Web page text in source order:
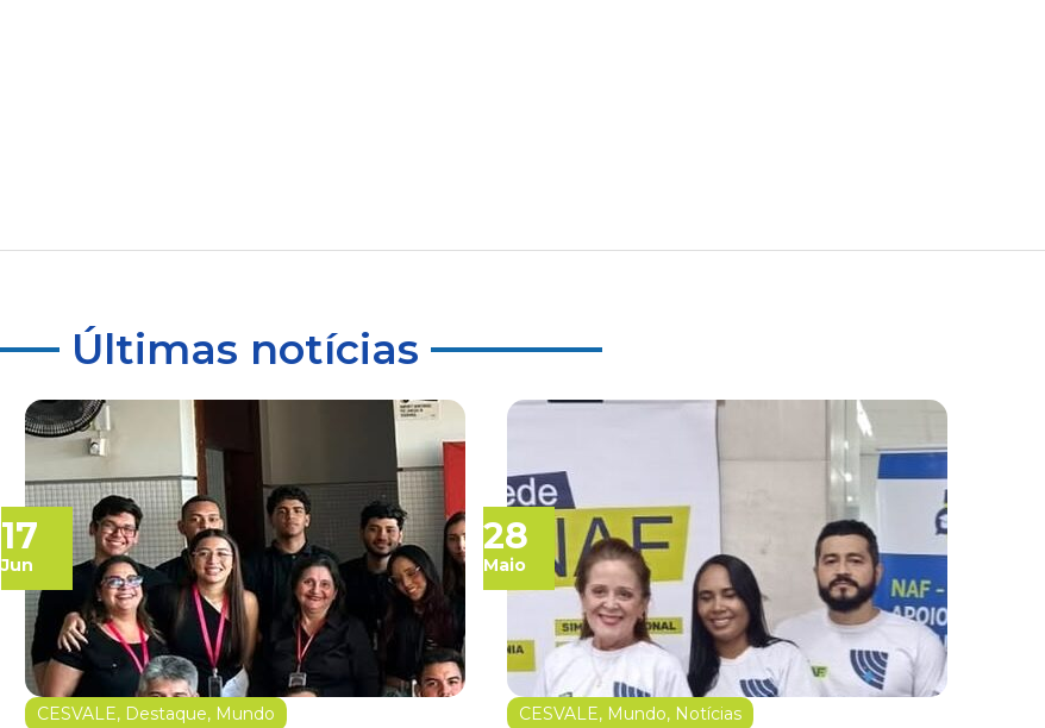
Últimas notícias
17
Jun
CESVALE, Destaque, Mundo
28
Maio
CESVALE, Mundo, Notícias